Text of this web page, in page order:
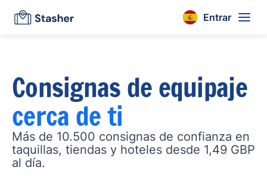
Entrar
Consignas de equipaje
cerca de ti
Más de 10.500 consignas de confianza en
taquillas, tiendas y hoteles desde 1,49 GBP
al día.